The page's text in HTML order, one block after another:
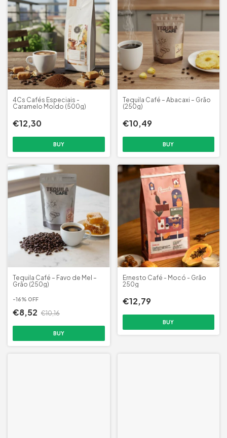
4Cs Cafés Especiais -
Caramelo Moído (500g)
€12,30
Tequila Café – Abacaxi – Grão
(250g)
€10,49
Tequila Café – Favo de Mel –
Grão (250g)
-16% OFF
€8,52 €10,16
Ernesto Café - Mocó - Grão
250g
€12,79